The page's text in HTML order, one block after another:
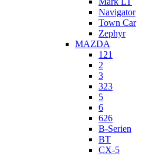
Navigator
Town Car
Zephyr
MAZDA
121
2
3
323
5
6
626
B-Serien
BT
CX-5